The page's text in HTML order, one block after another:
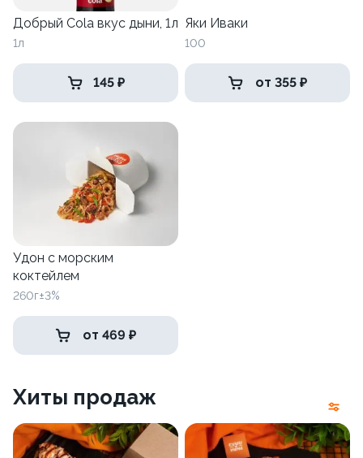
Добрый Cola вкус дыни, 1л
1л
145 ₽
Яки Иваки
100
от 355 ₽
Удон с морским
коктейлем
260г±3%
от 469 ₽
Хиты продаж